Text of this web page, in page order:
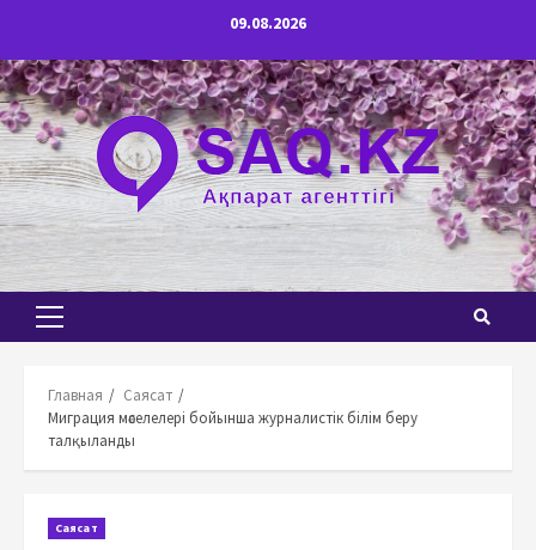
содержимому
09.08.2026
Основное
Главная
Саясат
Миграция мәселелері бойынша журналистік білім беру
талқыланды
Саясат